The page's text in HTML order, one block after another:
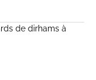
de dirhams à